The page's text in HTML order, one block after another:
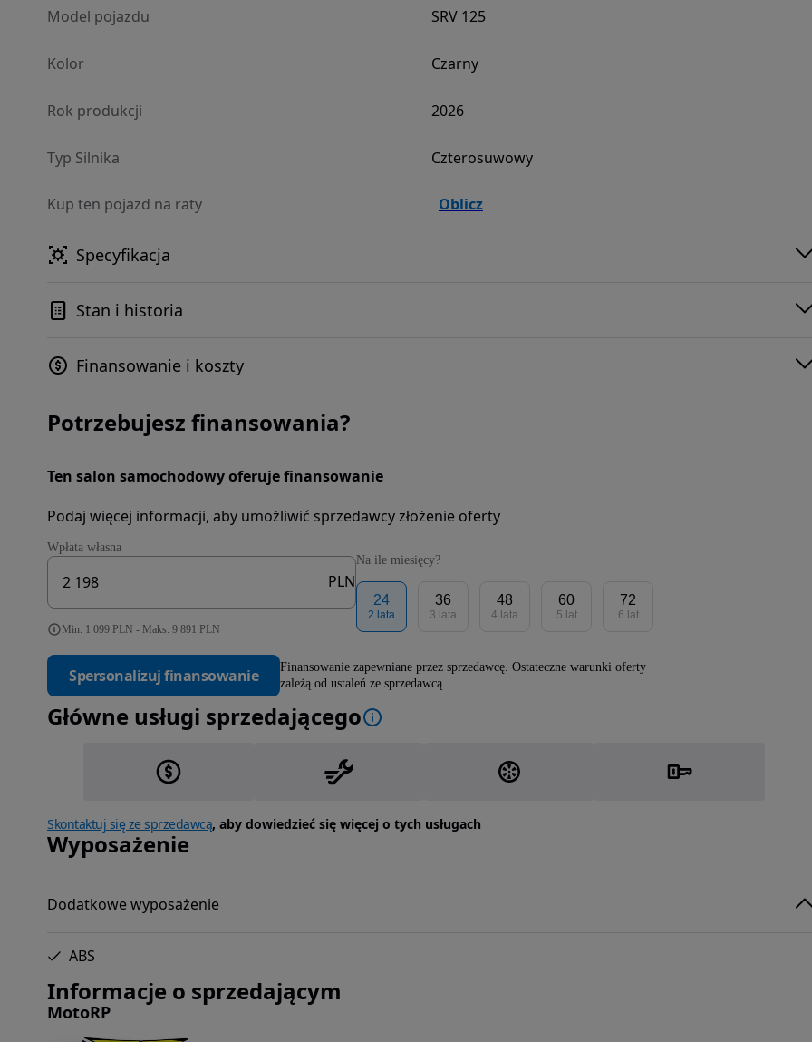
Model pojazdu SRV 125
Kolor Czarny
Rok produkcji 2026
Typ Silnika Czterosuwowy
Kup ten pojazd na raty Oblicz
Specyfikacja
Stan i historia
Finansowanie i koszty
Potrzebujesz finansowania?
Ten salon samochodowy oferuje finansowanie
Podaj więcej informacji, aby umożliwić sprzedawcy złożenie oferty
Wpłata własna
PLN
Min. 1 099 PLN - Maks. 9 891 PLN
Na ile miesięcy?
24
2 lata
36
3 lata
48
4 lata
60
5 lat
72
6 lat
Spersonalizuj finansowanie
Finansowanie zapewniane przez sprzedawcę. Ostateczne warunki oferty
zależą od ustaleń ze sprzedawcą.
Główne usługi sprzedającego
Skontaktuj się ze sprzedawcą, aby dowiedzieć się więcej o tych usługach
Wyposażenie
Dodatkowe wyposażenie
ABS
Informacje o sprzedającym
MotoRP